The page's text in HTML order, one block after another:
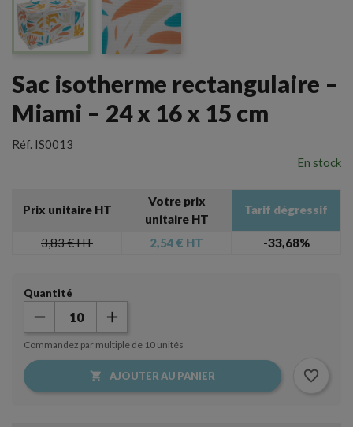
Sac isotherme rectangulaire –
Miami – 24 x 16 x 15 cm
Réf. IS0013
En stock
Prix unitaire HT
Votre prix
unitaire HT
Tarif dégressif
3,83 €HT 2,54 € HT -33,68%
Quantité
Commandez par multiple de 10 unités
 AJOUTER AU PANIER favorite_border